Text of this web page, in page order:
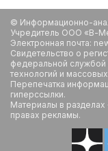
© Информационно-
Учредитель ООО «В-
Электронная почта:
Свидетельство о
федеральной службой
технологий и
Перепечатка
гиперссылки.
Материалы в
правах рекламы.